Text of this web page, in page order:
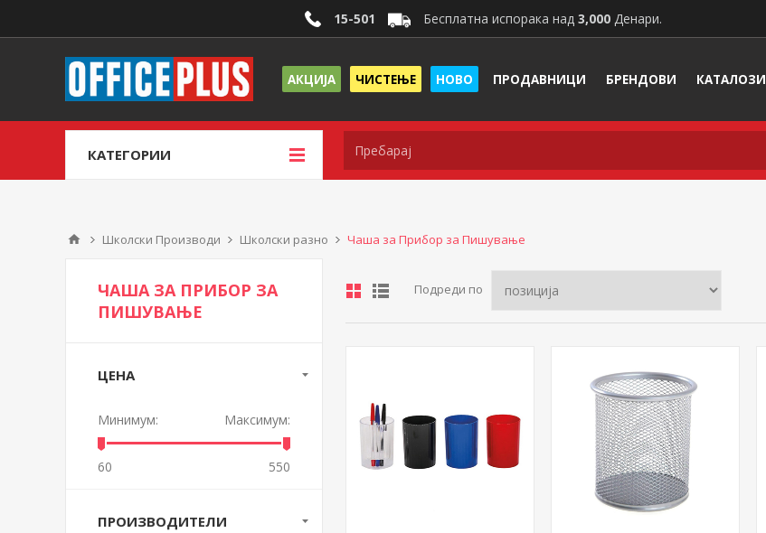
15-501 Бесплатна испорака над 3,000 Денари.
АКЦИЈА ЧИСТЕЊЕ НОВО ПРОДАВНИЦИ БРЕНДОВИ КАТАЛОЗИ
КАТЕГОРИИ
Школски Производи Школски разно Чаша за Прибор за Пишување
Подреди по
ЧАША ЗА ПРИБОР ЗА
ПИШУВАЊЕ
ЦЕНА
Минимум: Максимум:
60 550
ПРОИЗВОДИТЕЛИ